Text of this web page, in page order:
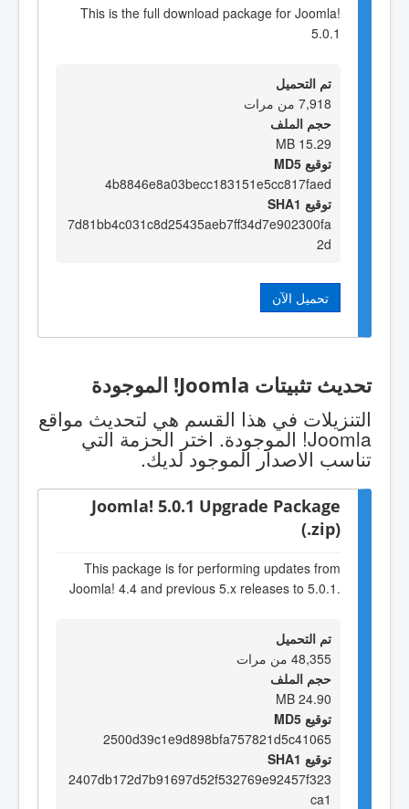
This is the full download package for Joomla!
5.0.1
تم التحميل
7,918 من مرات
حجم الملف
15.29 MB
توقيع MD5
4b8846e8a03becc183151e5cc817faed
توقيع SHA1
7d81bb4c031c8d25435aeb7ff34d7e902300fa
2d
تحميل الآن
تحديث تثبيتات Joomla! الموجودة
التنزيلات في هذا القسم هي لتحديث مواقع
Joomla! الموجودة. اختر الحزمة التي
تناسب الاصدار الموجود لديك.
Joomla! 5.0.1 Upgrade Package
(.zip)
This package is for performing updates from
Joomla! 4.4 and previous 5.x releases to 5.0.1.
تم التحميل
48,355 من مرات
حجم الملف
24.90 MB
توقيع MD5
2500d39c1e9d898bfa757821d5c41065
توقيع SHA1
2407db172d7b91697d52f532769e92457f323
ca1